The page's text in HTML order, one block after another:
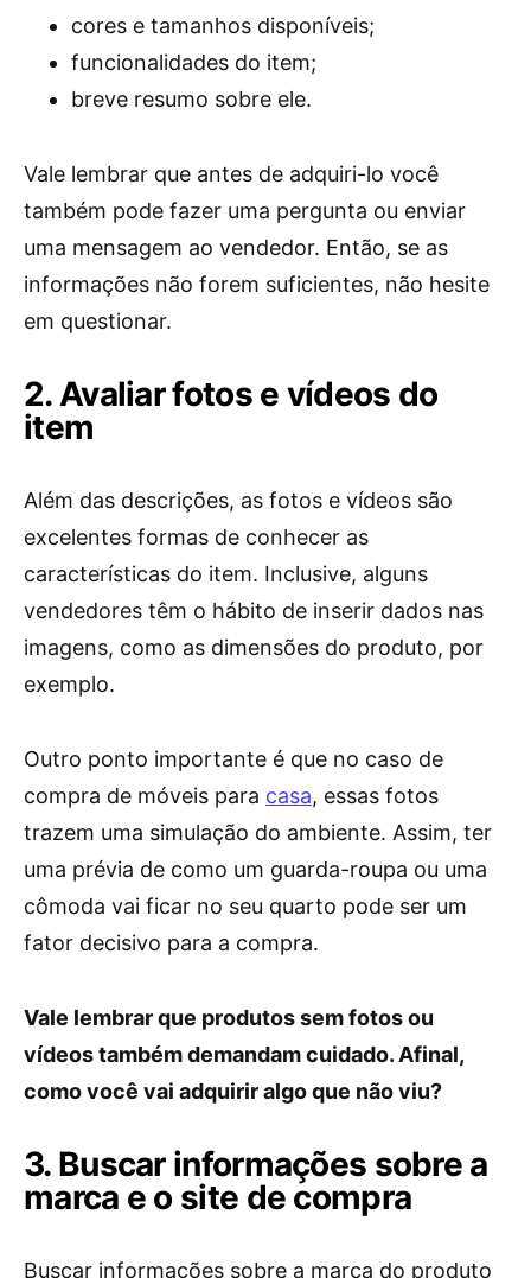
cores e tamanhos disponíveis;
funcionalidades do item;
breve resumo sobre ele.
Vale lembrar que antes de adquiri-lo você
também pode fazer uma pergunta ou enviar
uma mensagem ao vendedor. Então, se as
informações não forem suficientes, não hesite
em questionar.
2. Avaliar fotos e vídeos do
item
Além das descrições, as fotos e vídeos são
excelentes formas de conhecer as
características do item. Inclusive, alguns
vendedores têm o hábito de inserir dados nas
imagens, como as dimensões do produto, por
exemplo.
Outro ponto importante é que no caso de
compra de móveis para casa, essas fotos
trazem uma simulação do ambiente. Assim, ter
uma prévia de como um guarda-roupa ou uma
cômoda vai ficar no seu quarto pode ser um
fator decisivo para a compra.
Vale lembrar que produtos sem fotos ou
vídeos também demandam cuidado. Afinal,
como você vai adquirir algo que não viu?
3. Buscar informações sobre a
marca e o site de compra
Buscar informações sobre a marca do produto